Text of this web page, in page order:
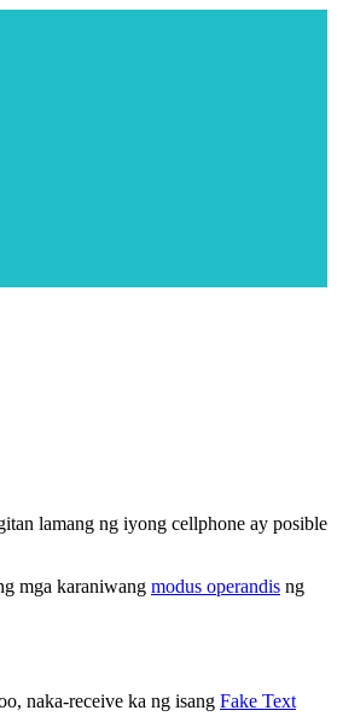
lamang ng iyong cellphone ay posible
mga karaniwang modus operandis ng
naka-receive ka ng isang Fake Text